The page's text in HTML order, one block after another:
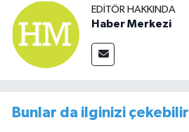
EDITÖR HAKKINDA
Haber Merkezi
Bunlar da ilginizi çekebilir